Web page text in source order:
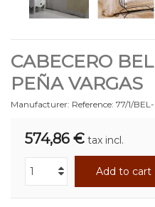
CABECERO
PEÑA VARGAS
Manufacturer: Reference: 77/1/
574,86 € tax incl.
Add to cart